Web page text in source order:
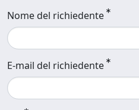
Nome del richiedente
E-mail del richiedente